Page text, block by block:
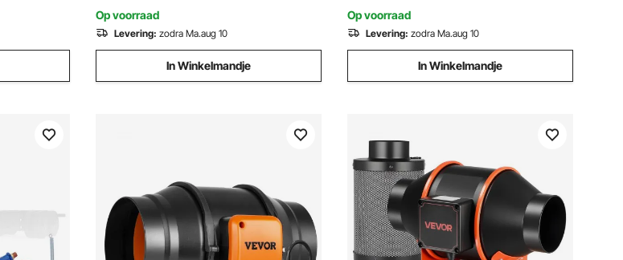
kelders en rookafvoer
Op voorraad
Levering: zodra Ma.aug 10
In Winkelmandje
Op voorraad
Levering: zodra Ma.aug 10
In Winkelmandje